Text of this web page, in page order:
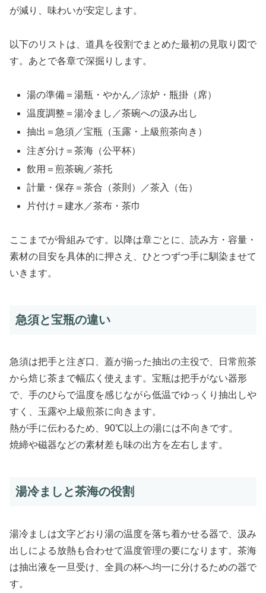
が減り、味わいが安定します。
以下のリストは、道具を役割でまとめた最初の見取り図で
す。あとで各章で深掘りします。
湯の準備＝湯瓶・やかん／涼炉・瓶掛（席）
温度調整＝湯冷まし／茶碗への汲み出し
抽出＝急須／宝瓶（玉露・上級煎茶向き）
注ぎ分け＝茶海（公平杯）
飲用＝煎茶碗／茶托
計量・保存＝茶合（茶則）／茶入（缶）
片付け＝建水／茶布・茶巾
ここまでが骨組みです。以降は章ごとに、読み方・容量・
素材の目安を具体的に押さえ、ひとつずつ手に馴染ませて
いきます。
急須と宝瓶の違い
急須は把手と注ぎ口、蓋が揃った抽出の主役で、日常煎茶
から焙じ茶まで幅広く使えます。宝瓶は把手がない器形
で、手のひらで温度を感じながら低温でゆっくり抽出しや
すく、玉露や上級煎茶に向きます。
熱が手に伝わるため、90℃以上の湯には不向きです。
焼締や磁器などの素材差も味の出方を左右します。
湯冷ましと茶海の役割
湯冷ましは文字どおり湯の温度を落ち着かせる器で、汲み
出しによる放熱も合わせて温度管理の要になります。茶海
は抽出液を一旦受け、全員の杯へ均一に分けるための器で
す。